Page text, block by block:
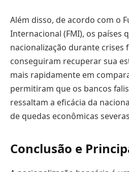
Além disso, de acordo com o
Internacional (FMI), os países
nacionalização durante crises
conseguiram recuperar sua
mais rapidamente em
permitiram que os bancos
ressaltam a eficácia da
de quedas econômicas
Conclusão e